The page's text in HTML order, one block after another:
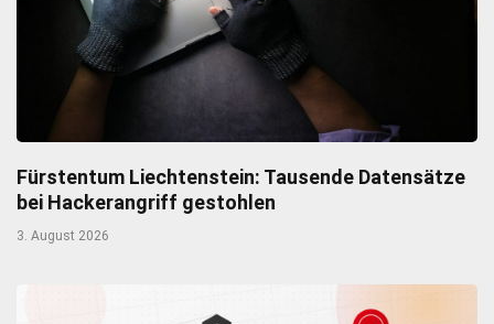
Fürstentum Liechtenstein: Tausende Datensätze
bei Hackerangriff gestohlen
3. August 2026